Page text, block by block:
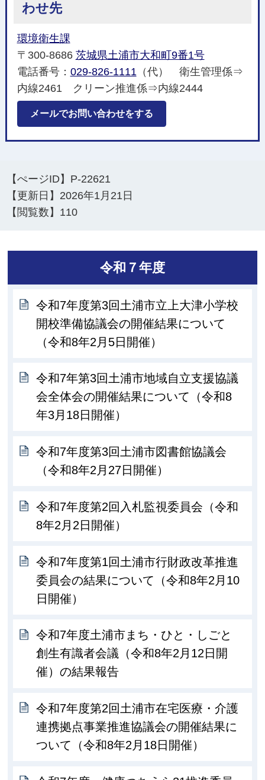
わせ先
環境衛生課
〒300-8686 茨城県土浦市大和町9番1号
電話番号： 029-826-1111（代） 衛生管理係⇒
内線2461 クリーン推進係⇒内線2444
メールでお問い合わせをする
【ぺージID】 P-22621
【更新日】 2026年1月21日
【閲覧数】 110
令和７年度
令和7年度第3回土浦市立上大津小学校
開校準備協議会の開催結果について
（令和8年2月5日開催）
令和7年第3回土浦市地域自立支援協議
会全体会の開催結果について（令和8
年3月18日開催）
令和7年度第3回土浦市図書館協議会
（令和8年2月27日開催）
令和7年度第2回入札監視委員会（令和
8年2月2日開催）
令和7年度第1回土浦市行財政改革推進
委員会の結果について（令和8年2月10
日開催）
令和7年度土浦市まち・ひと・しごと
創生有識者会議（令和8年2月12日開
催）の結果報告
令和7年度第2回土浦市在宅医療・介護
連携拠点事業推進協議会の開催結果に
ついて（令和8年2月18日開催）